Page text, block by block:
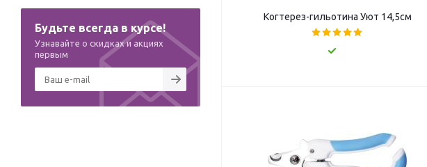
Когтерез-гильотина Уют 14,5см
Будьте всегда в курсе!
Узнавайте о скидках и акциях
первым